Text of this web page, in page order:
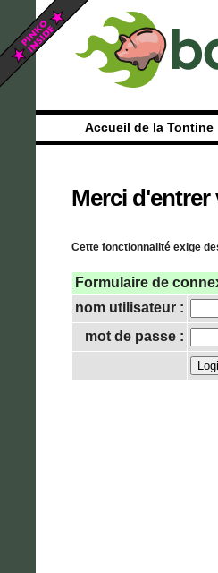
Accueil de la Tontine
Merci
Cette fonctionnalité exige
Formulaire de
nom utilisateur :
mot de passe :